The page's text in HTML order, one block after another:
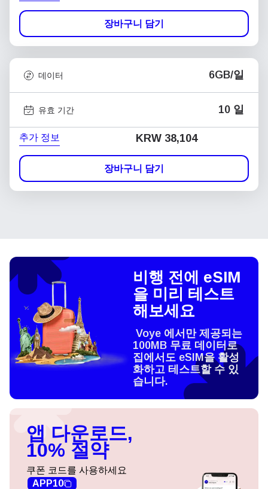
장바구니 담기
데이터 6GB/일
유효 기간 10 일
추가 정보 KRW 38,104
장바구니 담기
비행 전에 eSIM
을 미리 테스트
해보세요
Voye 에서만 제공되는
100MB 무료 데이터로
집에서도 eSIM을 활성
화하고 테스트할 수 있
습니다.
앱 다운로드,
10% 절약
쿠폰 코드를 사용하세요
APP10